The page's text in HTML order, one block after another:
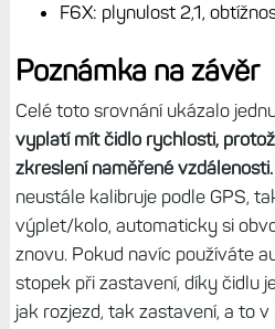
F6X: plynulost 2,1,
Poznámka na závěr
Celé toto srovnání ukázalo
vyplatí mít čidlo rychlosti,
zkreslení naměřené vzdálenosti.
neustále kalibruje podle GPS,
výplet/kolo, automaticky si
znovu. Pokud navíc používáte
stopek při zastavení, díky čidlu
jak rozjezd, tak zastavení, a to